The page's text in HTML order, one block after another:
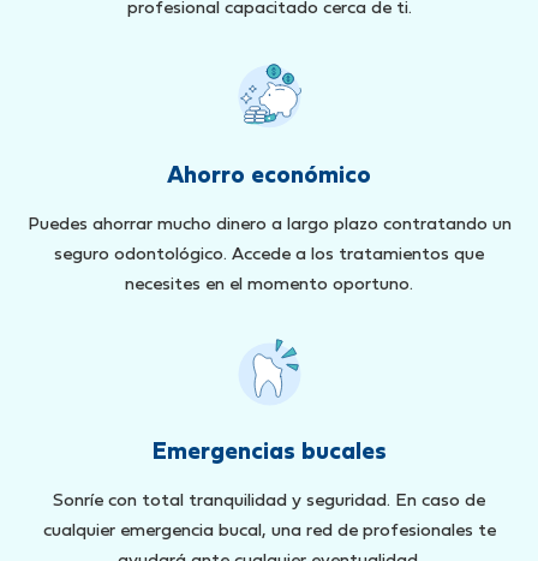
profesional capacitado cerca de ti.
Ahorro económico
Puedes ahorrar mucho dinero a largo plazo contratando un
seguro odontológico. Accede a los tratamientos que
necesites en el momento oportuno.
Emergencias bucales
Sonríe con total tranquilidad y seguridad. En caso de
cualquier emergencia bucal, una red de profesionales te